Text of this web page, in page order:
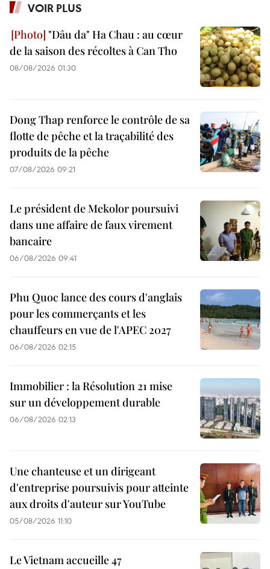
VOIR PLUS
"Dâu da" Ha Chau : au cœur
de la saison des récoltes à Can Tho
08/08/2026 01:30
Dong Thap renforce le contrôle de sa
flotte de pêche et la traçabilité des
produits de la pêche
07/08/2026 09:21
Le président de Mekolor poursuivi
dans une affaire de faux virement
bancaire
06/08/2026 09:41
Phu Quoc lance des cours d'anglais
pour les commerçants et les
chauffeurs en vue de l'APEC 2027
06/08/2026 02:15
Immobilier : la Résolution 21 mise
sur un développement durable
06/08/2026 02:13
Une chanteuse et un dirigeant
d'entreprise poursuivis pour atteinte
aux droits d'auteur sur YouTube
05/08/2026 11:10
Le Vietnam accueille 47